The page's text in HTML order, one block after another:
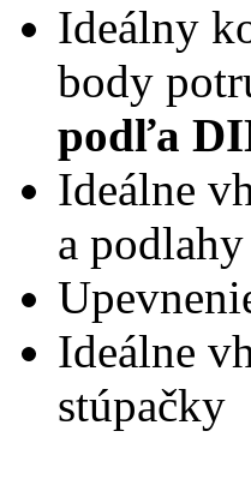
Ideálny
body
podľa
Ideálne
a podlahy
Ideálne
stúpačky